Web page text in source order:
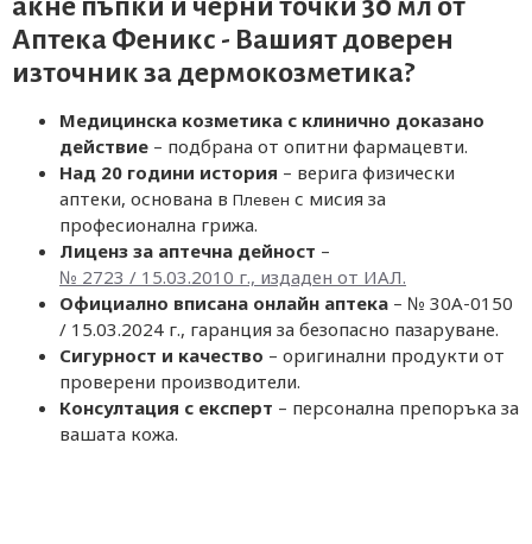
Аптека Феникс - Вашият доверен
източник за дермокозметика?
Медицинска козметика с клинично доказано
действие – подбрана от опитни фармацевти.
Над 20 години история – верига физически
аптеки, основана в Плевен с мисия за
професионална грижа.
Лиценз за аптечна дейност –
№ 2723 / 15.03.2010 г., издаден от ИАЛ.
Официално вписана онлайн аптека – № 30A-0150
/ 15.03.2024 г., гаранция за безопасно пазаруване.
Сигурност и качество – оригинални продукти от
проверени производители.
Консултация с експерт – персонална препоръка за
вашата кожа.